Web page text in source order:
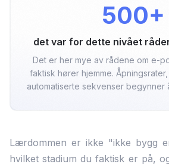
500+
det var for dette nivået
Det er her mye av rådene om e-
faktisk hører hjemme.
automatiserte sekvenser begynner
Lærdommen er ikke "ikke bygg
hvilket stadium du faktisk er på,